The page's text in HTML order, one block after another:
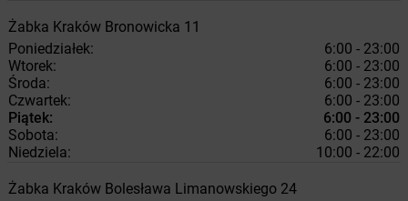
Żabka Kraków Bronowicka 11
Poniedziałek:
6:00 - 23:00
Wtorek:
6:00 - 23:00
Środa:
6:00 - 23:00
Czwartek:
6:00 - 23:00
Piątek:
6:00 - 23:00
Sobota:
6:00 - 23:00
Niedziela:
10:00 - 22:00
Żabka Kraków Bolesława Limanowskiego 24